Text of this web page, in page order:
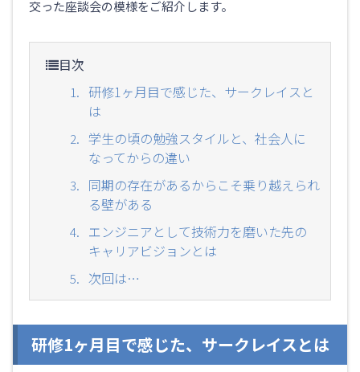
Anaplan導入・運用サービス
Anaplanイベント
社員紹介
セールス
トレーナー
サークレイスについて
社長メッセージ
イベント
サークレイス情報
交った座談会の模様をご紹介します。
目次
研修1ヶ月目で感じた、サークレイスと
は
学生の頃の勉強スタイルと、社会人に
なってからの違い
同期の存在があるからこそ乗り越えられ
る壁がある
エンジニアとして技術力を磨いた先の
キャリアビジョンとは
次回は…
研修1ヶ月目で感じた、サークレイスとは